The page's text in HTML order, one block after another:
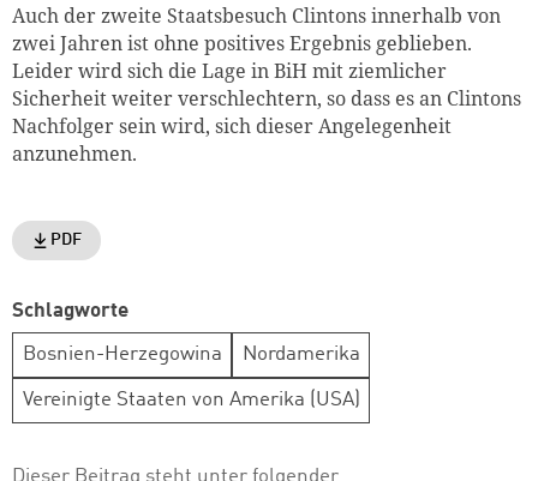
Auch der zweite Staatsbesuch Clintons innerhalb von
zwei Jahren ist ohne positives Ergebnis geblieben.
Leider wird sich die Lage in BiH mit ziemlicher
Sicherheit weiter verschlechtern, so dass es an Clintons
Nachfolger sein wird, sich dieser Angelegenheit
anzunehmen.
PDF
Schlagworte
Bosnien-Herzegowina Nordamerika
Vereinigte Staaten von Amerika (USA)
Dieser Beitrag steht unter folgender